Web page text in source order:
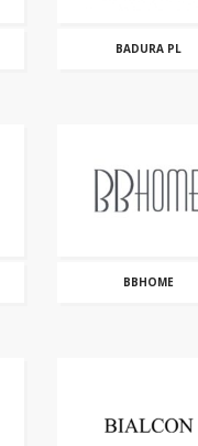
BADURA PL
BBHOME